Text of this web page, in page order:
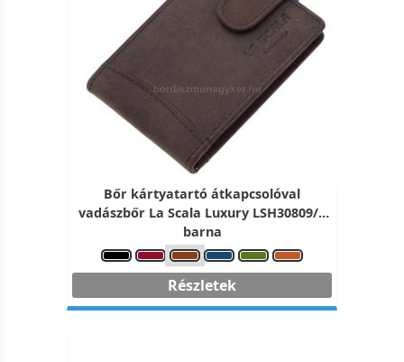
Bőr kártyatartó átkapcsolóval
vadászbőr La Scala Luxury LSH30809/T
barna
Részletek